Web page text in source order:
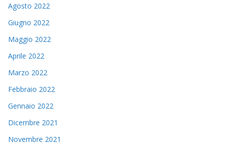
Agosto 2022
Giugno 2022
Maggio 2022
Aprile 2022
Marzo 2022
Febbraio 2022
Gennaio 2022
Dicembre 2021
Novembre 2021